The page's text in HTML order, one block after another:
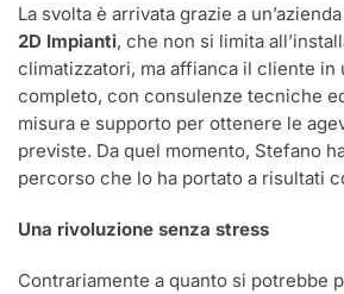
La svolta è arrivata grazie a
2D Impianti, che non si limita
climatizzatori, ma affianca il cliente in
completo, con consulenze tecniche
misura e supporto per ottenere le
previste. Da quel momento, Stefano
percorso che lo ha portato a risultati
Una rivoluzione senza stress
Contrariamente a quanto si potrebbe